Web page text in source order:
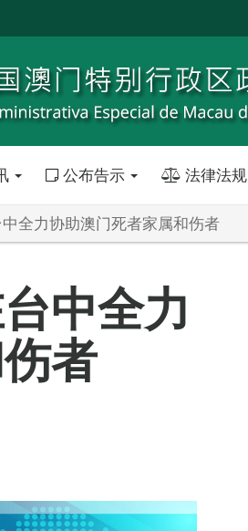
公布告示 法律法规
全力协助澳门死者家属和伤者
中全力
者